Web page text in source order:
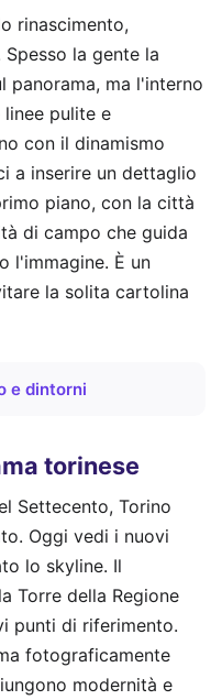
rinascimento,
la gente la
panorama, ma l'interno
linee pulite e
con il dinamismo
a inserire un dettaglio
piano, con la città
di campo che guida
l'immagine. È un
la solita cartolina
e dintorni
torinese
Settecento, Torino
Oggi vedi i nuovi
lo skyline. Il
Torre della Regione
punti di riferimento.
fotograficamente
modernità e